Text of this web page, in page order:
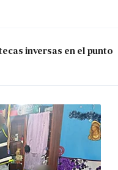
inversas en el punto